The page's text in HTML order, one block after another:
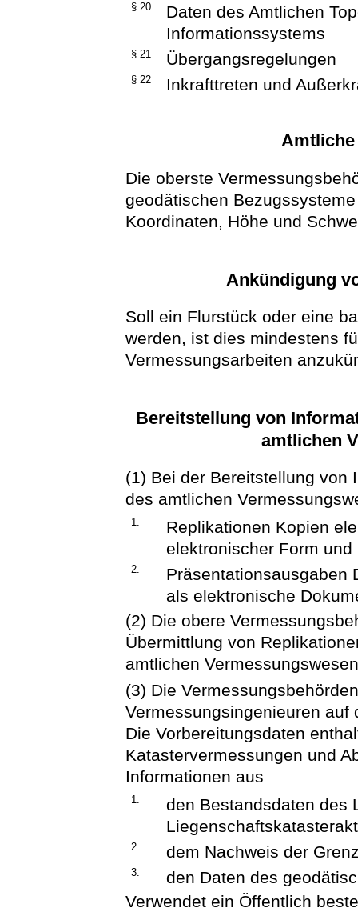
§ 20
Daten des Amtlichen
Informationssystems
§ 21 Übergangsregelungen
§ 22 Inkrafttreten und
Amtliche
Die oberste
geodätischen
Koordinaten, Höhe und
Ankündigung
Soll ein Flurstück oder eine
werden, ist dies mindestens
Vermessungsarbeiten
Bereitstellung von
amtlichen
(1) Bei der Bereitstellung von
des amtlichen
1.
Replikationen Kopien
elektronischer Form und
2.
Präsentationsausgaben
als elektronische
(2) Die obere
Übermittlung von
amtlichen
(3) Die
Vermessungsingenieuren auf
Die Vorbereitungsdaten
Katastervermessungen und
Informationen aus
1.
den Bestandsdaten des
2. dem Nachweis der
3.
den Daten des
Verwendet ein Öffentlich